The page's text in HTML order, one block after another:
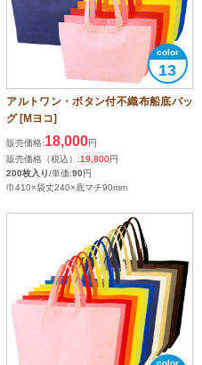
13
アルトワン・ボタン付不織布船底バッ
グ [Mヨコ]
販売価格:18,000円
販売価格（税込）:19,800円
200枚入り/単価:90円
巾410×袋丈240×底マチ90mm